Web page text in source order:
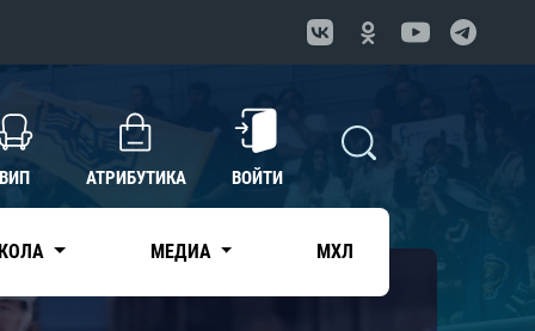
ВИП АТРИБУТИКА ВОЙТИ
МЕДИА МХЛ